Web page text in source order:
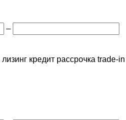
–
лизинг кредит рассрочка trade-in